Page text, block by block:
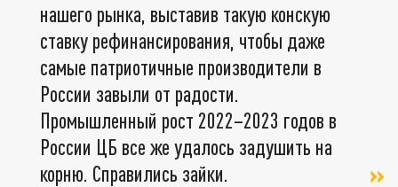
нашего рынка, выставив такую конскую
ставку рефинансирования, чтобы даже
самые патриотичные производители в
России завыли от радости.
Промышленный рост 2022–2023 годов в
России ЦБ все же удалось задушить на
корню. Справились зайки.